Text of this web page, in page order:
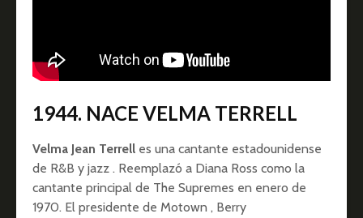
1944. NACE VELMA TERRELL
Velma Jean Terrell es una cantante estadounidense
de R&B y jazz . Reemplazó a Diana Ross como la
cantante principal de The Supremes en enero de
1970. El presidente de Motown , Berry